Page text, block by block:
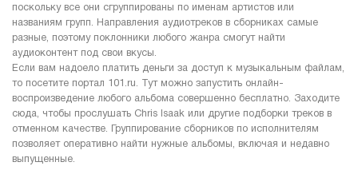
поскольку все они сгруппированы по именам артистов или
названиям групп. Направления аудиотреков в сборниках самые
разные, поэтому поклонники любого жанра смогут найти
аудиоконтент под свои вкусы.
Если вам надоело платить деньги за доступ к музыкальным файлам,
то посетите портал 101.ru. Тут можно запустить онлайн-
воспроизведение любого альбома совершенно бесплатно. Заходите
сюда, чтобы прослушать Chris Isaak или другие подборки треков в
отменном качестве. Группирование сборников по исполнителям
позволяет оперативно найти нужные альбомы, включая и недавно
выпущенные.